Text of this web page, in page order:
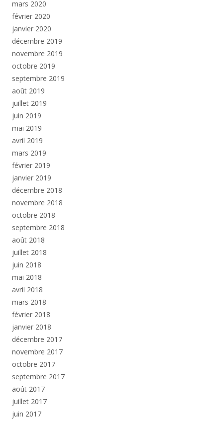
mars 2020
février 2020
janvier 2020
décembre 2019
novembre 2019
octobre 2019
septembre 2019
août 2019
juillet 2019
juin 2019
mai 2019
avril 2019
mars 2019
février 2019
janvier 2019
décembre 2018
novembre 2018
octobre 2018
septembre 2018
août 2018
juillet 2018
juin 2018
mai 2018
avril 2018
mars 2018
février 2018
janvier 2018
décembre 2017
novembre 2017
octobre 2017
septembre 2017
août 2017
juillet 2017
juin 2017